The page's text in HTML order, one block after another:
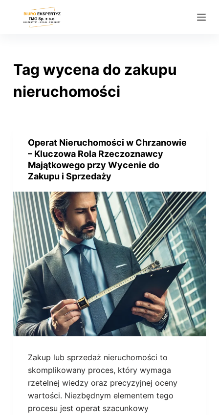
Tag wycena do zakupu
nieruchomości
Operat Nieruchomości w Chrzanowie
– Kluczowa Rola Rzeczoznawcy
Majątkowego przy Wycenie do
Zakupu i Sprzedaży
Zakup lub sprzedaż nieruchomości to
skomplikowany proces, który wymaga
rzetelnej wiedzy oraz precyzyjnej oceny
wartości. Niezbędnym elementem tego
procesu jest operat szacunkowy